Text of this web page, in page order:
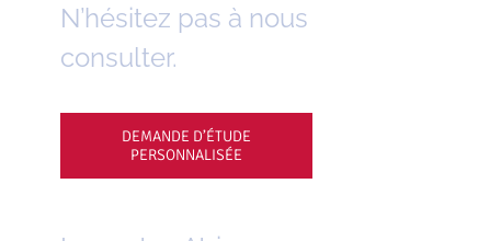
N’hésitez pas à nous
consulter.
DEMANDE D’ÉTUDE
PERSONNALISÉE